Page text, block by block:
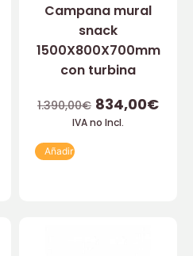
Campana mural
snack
1500X800X700mm
con turbina
1.390,00€ 834,00€
IVA no Incl.
Añadir